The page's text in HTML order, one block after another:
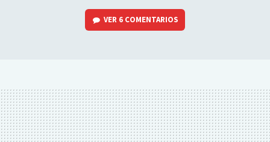
VER 6 COMENTARIOS